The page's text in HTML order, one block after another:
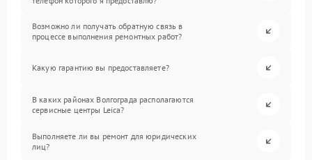
Возможно ли получать обратную связь в
процессе выполнения ремонтных работ?
Какую гарантию вы предоставляете?
В каких районах Волгограда располагаются
сервисные центры Leica?
Выполняете ли вы ремонт для юридических
лиц?